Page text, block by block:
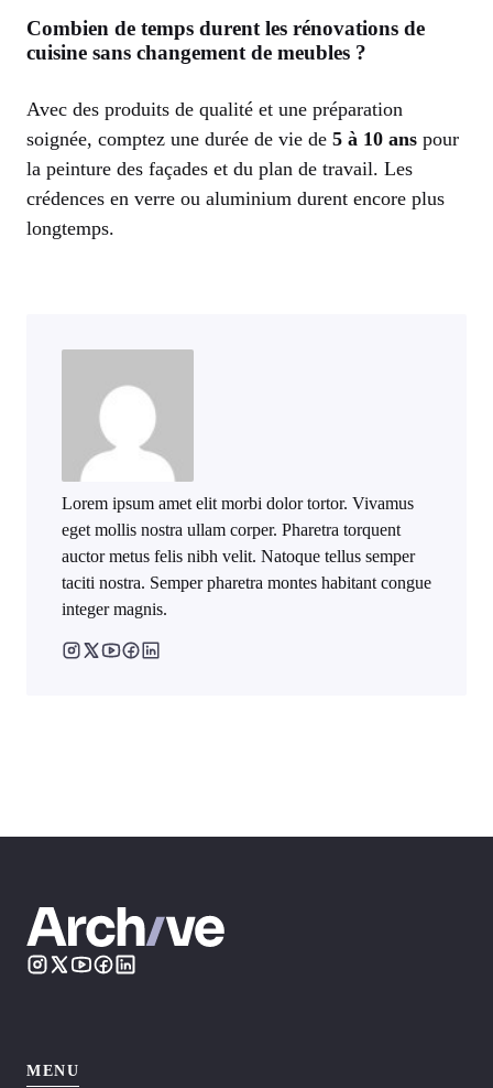
Combien de temps durent les rénovations de
cuisine sans changement de meubles ?
Avec des produits de qualité et une préparation
soignée, comptez une durée de vie de 5 à 10 ans pour
la peinture des façades et du plan de travail. Les
crédences en verre ou aluminium durent encore plus
longtemps.
Lorem ipsum amet elit morbi dolor tortor. Vivamus
eget mollis nostra ullam corper. Pharetra torquent
auctor metus felis nibh velit. Natoque tellus semper
taciti nostra. Semper pharetra montes habitant congue
integer magnis.
MENU